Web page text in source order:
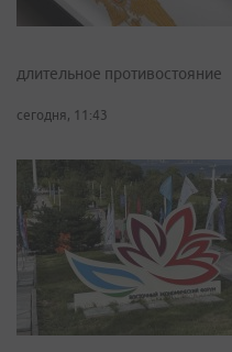
длительное противостояние
сегодня, 11:43